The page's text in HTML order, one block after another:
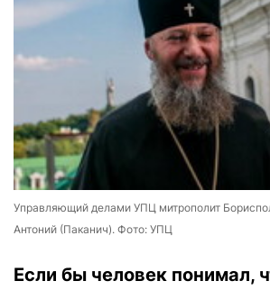
Управляющий делами УПЦ митрополит
Антоний (Паканич). Фото: УПЦ
Если бы человек понимал,